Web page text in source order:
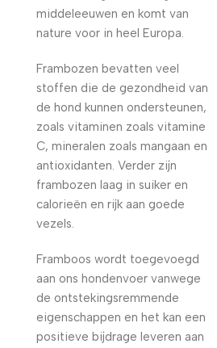
middeleeuwen en komt van
nature voor in heel Europa.
Frambozen bevatten veel
stoffen die de gezondheid van
de hond kunnen ondersteunen,
zoals vitaminen zoals vitamine
C, mineralen zoals mangaan en
antioxidanten. Verder zijn
frambozen laag in suiker en
calorieën en rijk aan goede
vezels.
Framboos wordt toegevoegd
aan ons hondenvoer vanwege
de ontstekingsremmende
eigenschappen en het kan een
positieve bijdrage leveren aan